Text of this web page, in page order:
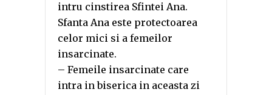
intru cinstirea Sfintei Ana.
Sfanta Ana este protectoarea
celor mici si a femeilor
insarcinate.
– Femeile insarcinate care
intra in biserica in aceasta zi